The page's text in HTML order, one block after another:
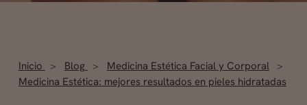
Inicio Blog
Medicina Estética Facial y Corporal
Medicina Estética: mejores resultados en pieles hidratadas